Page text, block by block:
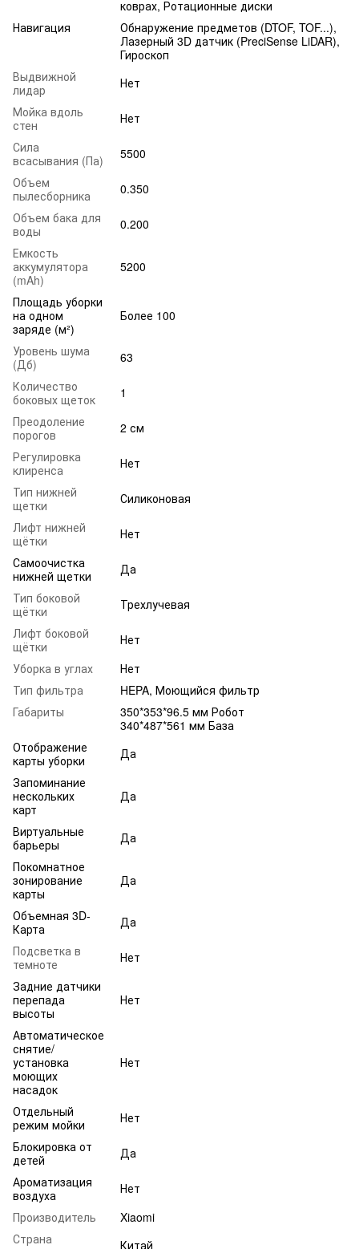
коврах, Ротационные диски
Навигация
Обнаружение предметов (DTOF, TOF...),
Лазерный 3D датчик (PreciSense LiDAR),
Гироскоп
Выдвижной
лидар
Нет
Мойка вдоль
стен
Нет
Сила
всасывания (Па)
5500
Объем
пылесборника
0.350
Объем бака для
воды
0.200
Емкость
аккумулятора
(mAh)
5200
Площадь уборки
на одном
заряде (м²)
Более 100
Уровень шума
(Дб)
63
Количество
боковых щеток
1
Преодоление
порогов
2 см
Регулировка
клиренса
Нет
Тип нижней
щетки
Силиконовая
Лифт нижней
щётки
Нет
Самоочистка
нижней щетки
Да
Тип боковой
щётки
Трехлучевая
Лифт боковой
щётки
Нет
Уборка в углах
Нет
Тип фильтра
HEPA, Моющийся фильтр
Габариты
350*353*96.5 мм Робот
340*487*561 мм База
Отображение
карты уборки
Да
Запоминание
нескольких
карт
Да
Виртуальные
барьеры
Да
Покомнатное
зонирование
карты
Да
Объемная 3D-
Карта
Да
Подсветка в
темноте
Нет
Задние датчики
перепада
высоты
Нет
Автоматическое
снятие/
установка
моющих
насадок
Нет
Отдельный
режим мойки
Нет
Блокировка от
детей
Да
Ароматизация
воздуха
Нет
Производитель
Xiaomi
Страна
Китай